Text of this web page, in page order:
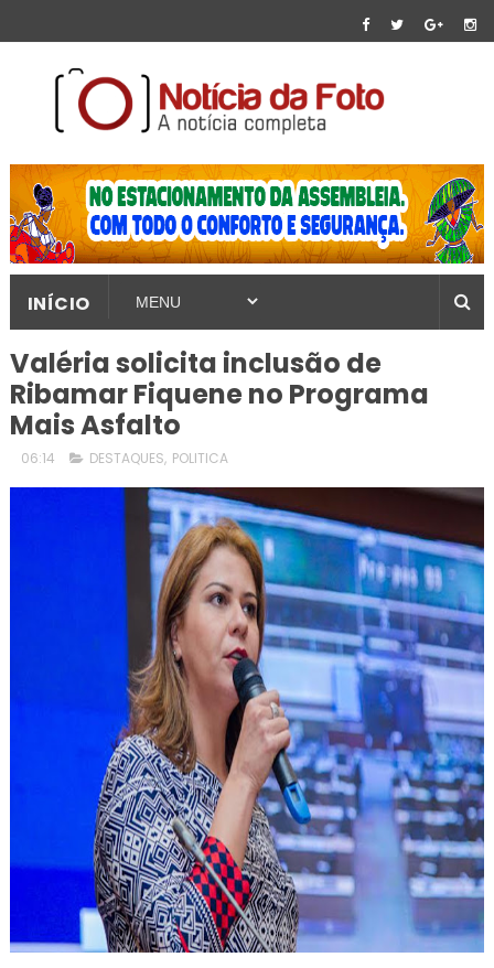
INÍCIO
Valéria solicita inclusão de
Ribamar Fiquene no Programa
Mais Asfalto
06:14 DESTAQUES, POLITICA